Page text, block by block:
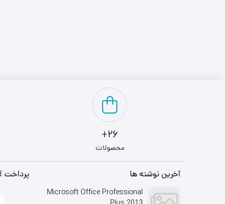
26+
محصولات
آخرین نوشته ها
Microsoft Office Professional
پرداخت